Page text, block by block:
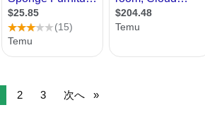
2 3 次へ